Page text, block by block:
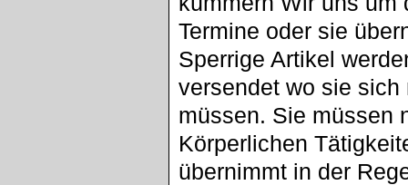
Termine oder sie
Sperrige Artikel
versendet wo sie
müssen. Sie müssen
Körperlichen
übernimmt in der